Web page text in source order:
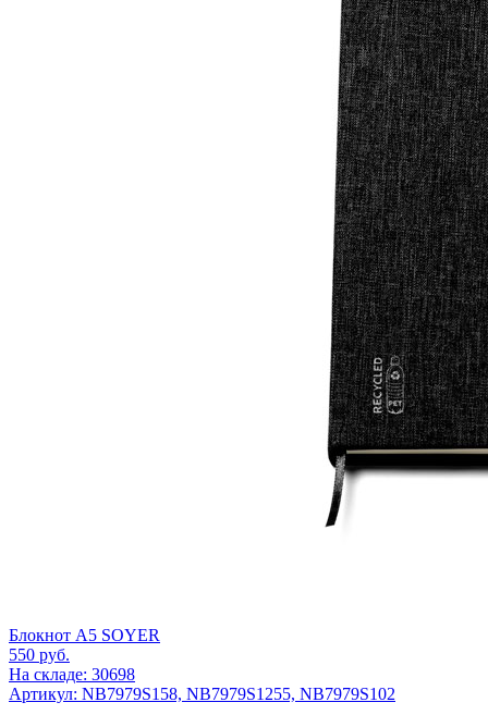
Блокнот А5 SOYER
550 руб.
На складе: 30698
Артикул: NB7979S158, NB7979S1255, NB7979S102